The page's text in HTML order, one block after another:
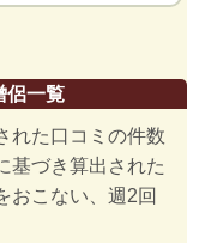
侶一覧
れた口コミの件数
基づき算出された
おこない、週2回